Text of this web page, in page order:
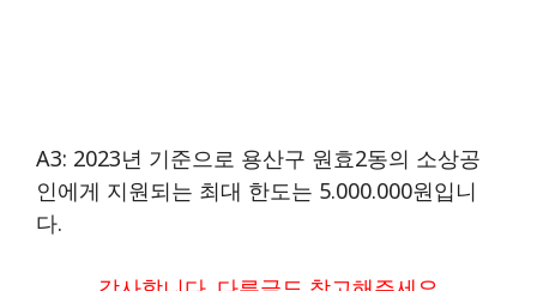
A3: 2023년 기준으로 용산구 원효2동의 소상공
인에게 지원되는 최대 한도는 5.000.000원입니
다.